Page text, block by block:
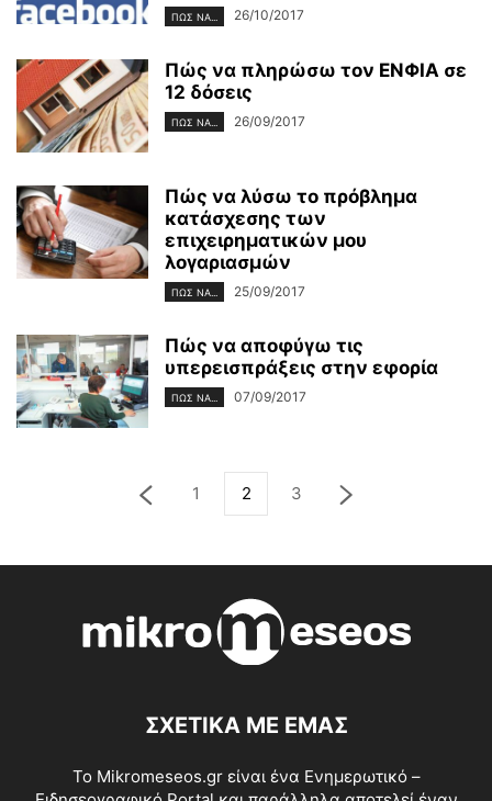
ΠΏΣ ΝΑ... 26/10/2017
Πώς να πληρώσω τον ΕΝΦΙΑ σε
12 δόσεις
ΠΏΣ ΝΑ... 26/09/2017
Πώς να λύσω το πρόβλημα
κατάσχεσης των
επιχειρηματικών μου
λογαριασμών
ΠΏΣ ΝΑ... 25/09/2017
Πώς να αποφύγω τις
υπερεισπράξεις στην εφορία
ΠΏΣ ΝΑ... 07/09/2017
1 2 3
ΣΧΕΤΙΚΑ ΜΕ ΕΜΑΣ
Το Mikromeseos.gr είναι ένα Ενημερωτικό –